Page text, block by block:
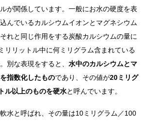
が関係しています。一般にお水の硬度を表
んでいるカルシウムイオンとマグネシウム
れと同じ作用をする炭酸カルシウムの量に
リリットル中に何ミリグラム含まれている
別な表現をすると、 水中のカルシウムとマ
指数化したものであり、その値が20ミリグ
ル以上のものを硬水と呼んでいます。
水と呼ばれ、その量は10ミリグラム／100